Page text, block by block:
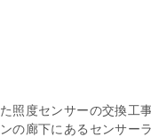
照度センサーの交換工
の廊下にあるセンサー